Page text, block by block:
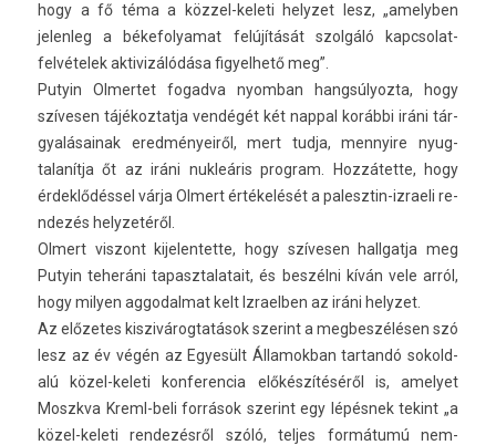
hogy a fő téma a közzel-keleti helyzet lesz, „amelyb­en
jelen­leg a békefolyamat felújítását szolgáló kapcsolat­
felvételek ak­tivizálódása figyel­hető meg”.
Putyin Ol­mertet fogad­va nyom­ban han­gsúlyoz­ta, hogy
szívesen tájékoz­tatja vendégét két napp­al korábbi iráni tár­
gyalásainak eredményeiről, mert tudja, men­nyire nyug­
talanít­ja őt az iráni nukleáris pro­gram. Hozzátette, hogy
érdeklődéssel várja Ol­mert értékelését a palesztin-izraeli re­
ndezés helyzetéről.
Ol­mert vis­zont kijelen­tette, hogy szívesen hallgat­ja meg
Putyin teheráni tapasztalatait, és beszélni kíván vele arról,
hogy mily­en ag­godal­mat kelt Iz­raelb­en az iráni helyzet.
Az előzetes kis­zivárog­tatások szerint a meg­beszélés­en szó
lesz az év végén az Egyesült Államok­ban tar­tandó sokold­
alú közel-keleti kon­feren­cia előkészítéséről is, amelyet
Moszkva Kreml-beli források szerint egy lépésnek tekint „a
közel-keleti re­ndezés­ről szóló, tel­jes formátumú nem­